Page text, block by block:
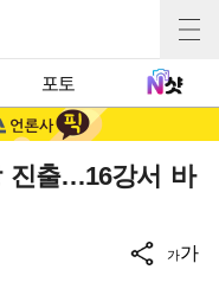
포토
진출…16강서 바
가가